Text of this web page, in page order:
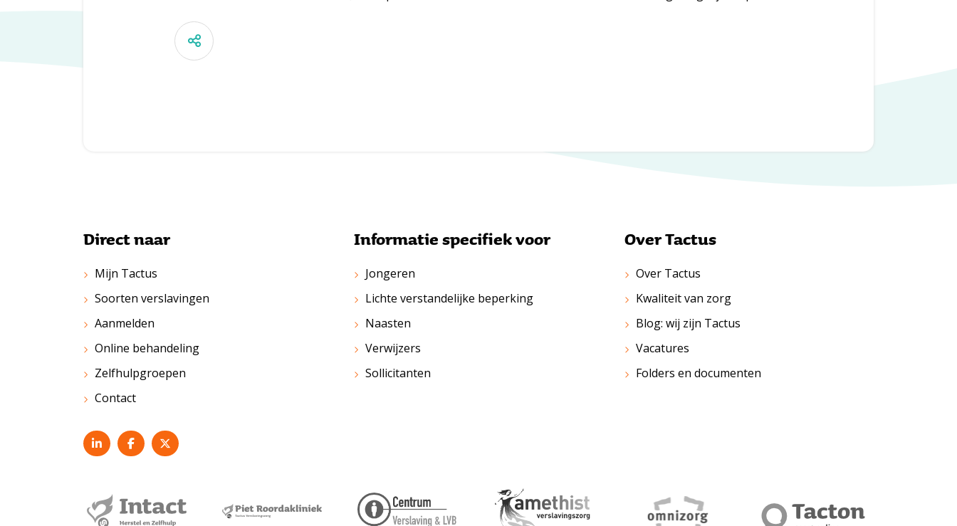
Direct naar
Mijn Tactus
Soorten verslavingen
Aanmelden
Online behandeling
Zelfhulpgroepen
Contact
Informatie specifiek voor
Jongeren
Lichte verstandelijke beperking
Naasten
Verwijzers
Sollicitanten
Over Tactus
Over Tactus
Kwaliteit van zorg
Blog: wij zijn Tactus
Vacatures
Folders en documenten